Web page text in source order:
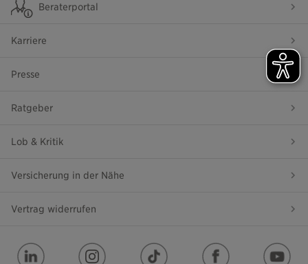
Beraterportal
Karriere
Presse
Ratgeber
Lob & Kritik
Versicherung in der Nähe
Vertrag widerrufen